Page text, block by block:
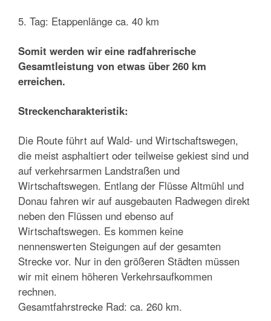
5. Tag: Etappenlänge ca. 40 km
Somit werden wir eine radfahrerische
Gesamtleistung von etwas über 260 km
erreichen.
Streckencharakteristik:
Die Route führt auf Wald- und Wirtschaftswegen,
die meist asphaltiert oder teilweise gekiest sind und
auf verkehrsarmen Landstraßen und
Wirtschaftswegen. Entlang der Flüsse Altmühl und
Donau fahren wir auf ausgebauten Radwegen direkt
neben den Flüssen und ebenso auf
Wirtschaftswegen. Es kommen keine
nennenswerten Steigungen auf der gesamten
Strecke vor. Nur in den größeren Städten müssen
wir mit einem höheren Verkehrsaufkommen
rechnen.
Gesamtfahrstrecke Rad: ca. 260 km.